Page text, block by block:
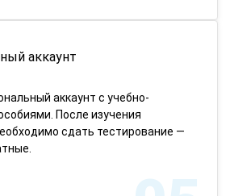
аккаунт
аккаунт с учебно-
После изучения
сдать тестирование —